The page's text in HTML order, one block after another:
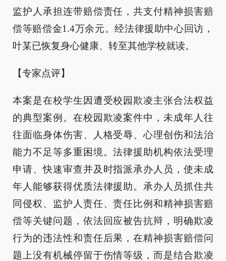
监护人承担连带赔偿责任，共支付精神损害赔
偿等赔偿金1.4万余元。经法律援助中心回访，
叶某已恢复身心健康、转至其他学校就读。
【专家点评】
本案是在校学生因遭受校园欺凌主张合法权益
的典型案例。在校园欺凌案件中，未成年人往
往面临身体伤害、人格受辱、心理创伤和法治
能力不足等多重困境。法律援助机构依法受理
申请、快速审查并及时指派承办人员，使未成
年人能够获得优质法律援助。承办人员抓住共
同侵权、监护人责任、责任比例和精神损害赔
偿等关键问题，依法回应被告抗辩，明确欺凌
行为的违法性和责任后果，在精神损害赔偿问
题上没有机械停留于伤情等级，而是结合欺凌